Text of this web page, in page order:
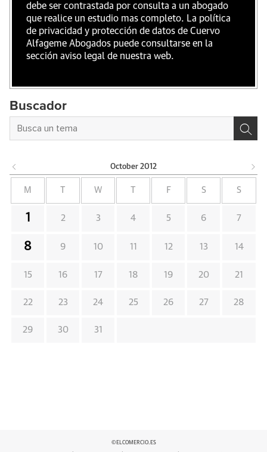
debe ser contrastada por consulta a un abogado
que realice un estudio mas completo. La política
de privacidad y protección de datos de Cuervo
Alfageme Abogados puede consultarse en la
sección aviso legal de nuestra web.
Buscador
October 2012
M W F S S
1 2 3 4 5 6 7
8 9 10 11 12 13 14
15 16 17 18 19 20 21
22 23 24 25 26 27 28
29 30 31
©ELCOMERCIO.ES